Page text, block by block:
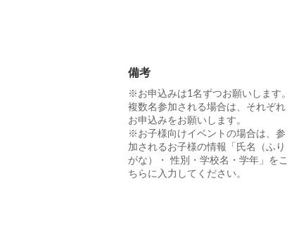
備考
※お申込みは1名ずつお願いします。
複数名参加される場合は、それぞれ
お申込みをお願いします。
※お子様向けイベントの場合は、参
加されるお子様の情報「氏名（ふり
がな）・ 性別・学校名・学年」をこ
ちらに入力してください。